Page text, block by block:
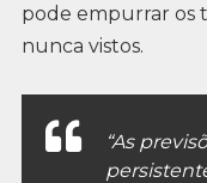
pode empurrar os
nunca vistos.
“As